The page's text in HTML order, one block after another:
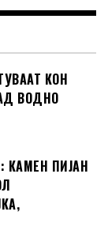
КОН
ВОДНО
КАМЕН ПИЈАН